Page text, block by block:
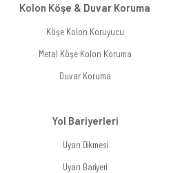
Kolon Köşe & Duvar Koruma
Köşe Kolon Koruyucu
Metal Köşe Kolon Koruma
Duvar Koruma
Yol Bariyerleri
Uyarı Dikmesi
Uyarı Bariyeri